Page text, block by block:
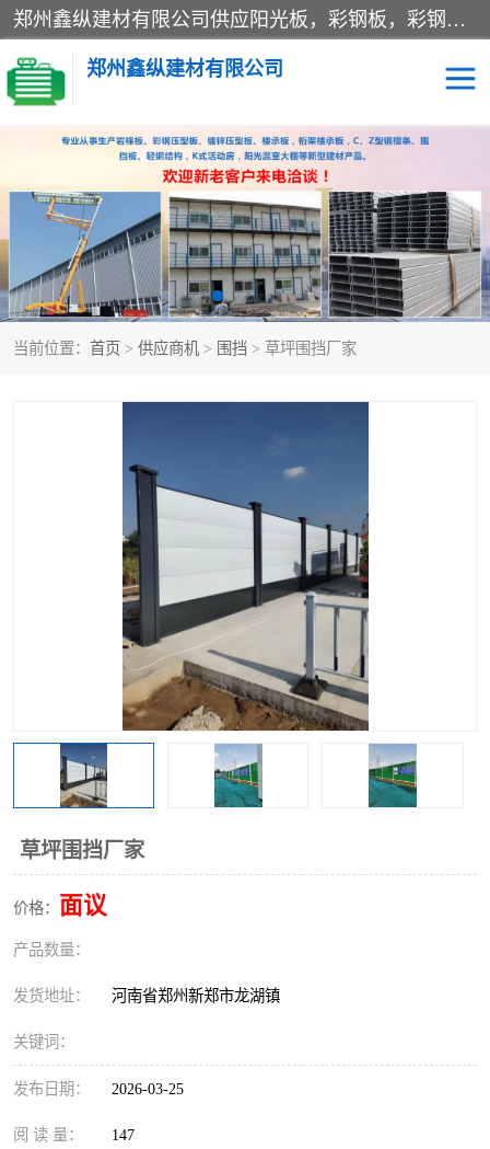
郑州鑫纵建材有限公司供应阳光板，彩钢板，彩钢钢构工程是一家集生产销售租赁安装于一体的企业，主要生产PC采光板，耐力板，仿古琉璃采光板，岩棉板、彩钢压型板、镀锌压型板、桁架楼承板，C、Z型钢檩条、围挡板、轻钢结构，阳光温室大棚等新型建材产品。公司旗下有多台移动式高空压瓦机租赁，承接全国各地业务，专业对外租赁各种型号压瓦机。
郑州鑫纵建材有限公司
当前位置： 首页 > 供应商机 > 围挡 > 草坪围挡厂家
草坪围挡厂家
价格： 面议
产品数量：
发货地址： 河南省郑州新郑市龙湖镇
关键词：
发布日期： 2026-03-25
阅 读 量： 147
高空瓦机租赁 ASA合成树脂仿古瓦
CZ型钢 FRP采光板
PC多层板 PC耐力板
建筑围挡 楼层板
压型彩钢板
彩钢板
生产加工单板复合围挡 市